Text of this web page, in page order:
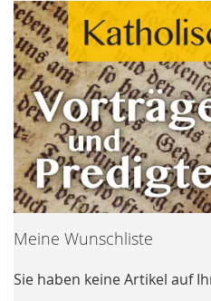
Meine Wunschliste
Sie haben keine Artikel auf